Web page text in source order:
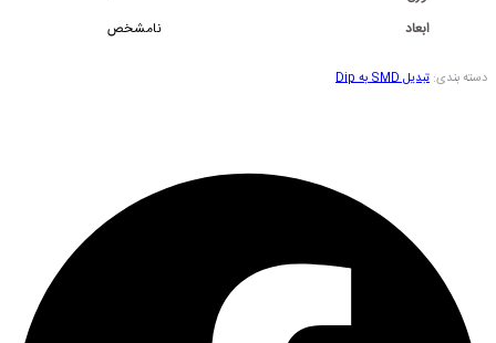
ابعاد نامشخص
دسته بندی: تبدیل SMD به Dip